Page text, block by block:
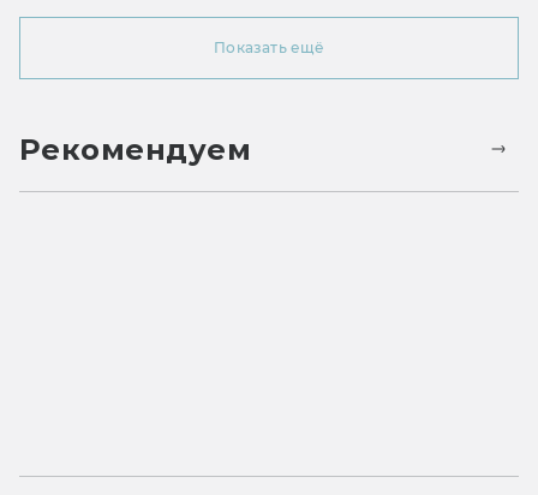
Показать ещё
Рекомендуем